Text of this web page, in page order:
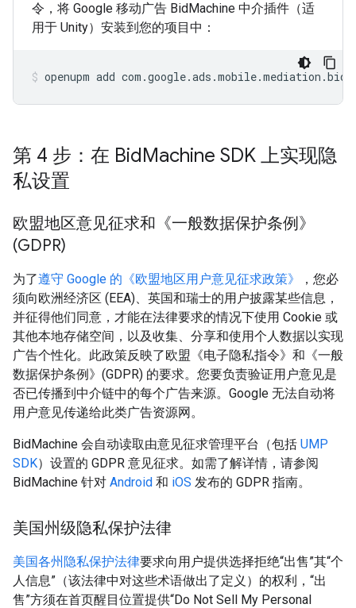
令，将 Google 移动广告 BidMachine 中介插件（适
用于 Unity）安装到您的项目中：
openupm add
第 4 步：在 BidMachine SDK 上实现隐
私设置
欧盟地区意见征求和《一般数据保护条例》
(GDPR)
为了遵守 Google 的《欧盟地区用户意见征求政策》
，您必
须向欧洲经济区 (EEA)、英国和瑞士的用户披露某些信息，
并征得他们同意，才能在法律要求的情况下使用 Cookie 或
其他本地存储空间，以及收集、分享和使用个人数据以实现
广告个性化。此政策反映了欧盟《电子隐私指令》和《一般
数据保护条例》(GDPR) 的要求。您要负责验证用户意见是
否已传播到中介链中的每个广告来源。Google 无法自动将
用户意见传递给此类广告资源网。
BidMachine 会自动读取由意见征求管理平台（包括 UMP
SDK）设置的 GDPR 意见征求。如需了解详情，请参阅
BidMachine 针对 Android 和 iOS 发布的 GDPR 指南。
美国州级隐私保护法律
美国各州隐私保护法律要求向用户提供选择拒绝“出售”其“个
人信息”（该法律中对这些术语做出了定义）的权利，“出
售”方须在首页醒目位置提供“Do Not Sell My Personal